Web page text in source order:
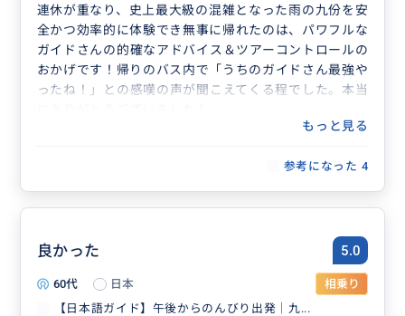
連休が重なり、史上最大級の混雑となった雨の九份を安
全かつ効率的に体験でき無事に帰れたのは、パワフルな
ガイドさんの的確なアドバイス＆ツアーコントロールの
おかげです！帰りのバス内で「うちのガイドさん最強や
ったね！」との感嘆の声が聞こえてくる程でした。本当
もっと見る
参考になった 4
良かった 5.0
60代 日本
相乗り
【日本語ガイド】午後からのんびり出発｜九...